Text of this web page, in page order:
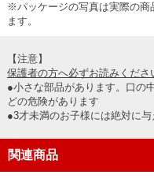
※パッケージの写真は実際の商
ます。
【注意】
保護者の方へ必ずお読みくださ
●小さな部品があります。口の
どの危険があります
●3才未満のお子様には絶対に与
関連商品